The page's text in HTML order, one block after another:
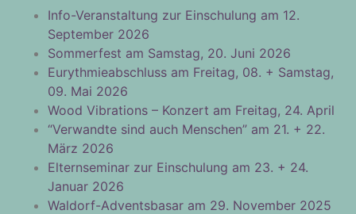
Info-Veranstaltung zur Einschulung am 12.
September 2026
Sommerfest am Samstag, 20. Juni 2026
Eurythmieabschluss am Freitag, 08. + Samstag,
09. Mai 2026
Wood Vibrations – Konzert am Freitag, 24. April
“Verwandte sind auch Menschen” am 21. + 22.
März 2026
Elternseminar zur Einschulung am 23. + 24.
Januar 2026
Waldorf-Adventsbasar am 29. November 2025